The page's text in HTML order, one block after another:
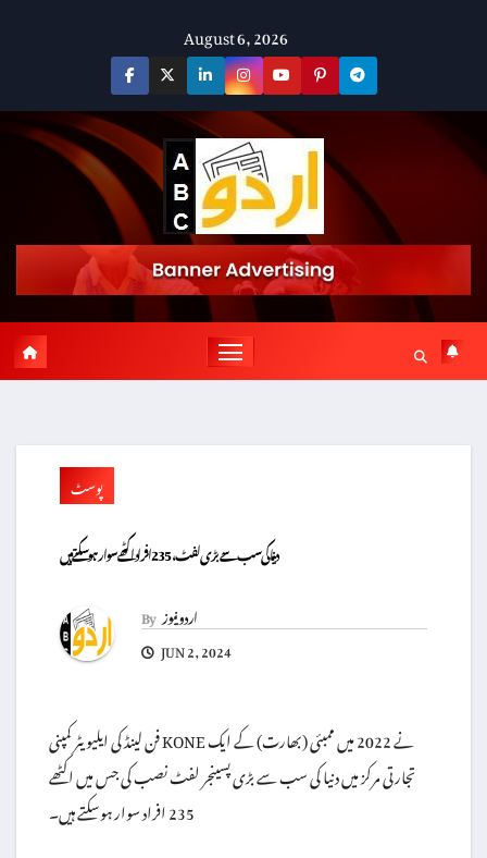
August 6, 2026
پوسٹ
دنیا کی سب سے بڑی لفٹ ، 235 افراد اکٹھے سوار ہوسکتے ہیں
Byاردو نیوز
JUN 2, 2024
فن لینڈ کی ایلیویٹر کمپنی KONE نے 2022 میں ممبئی (بھارت) کے ایک
تجارتی مرکز میں دنیا کی سب سے بڑی پسینجر لفٹ نصب کی جس میں اکٹھے
235 افراد سوار ہوسکتے ہیں۔